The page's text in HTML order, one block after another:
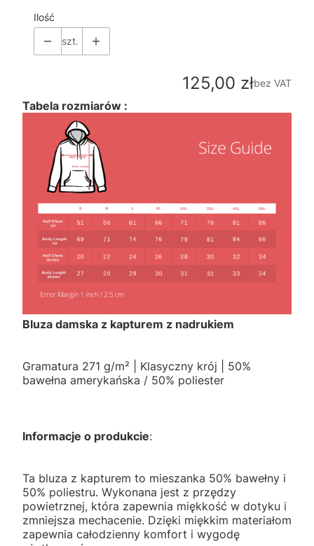
Ilość
szt.
Cena
125,00 złbez VAT
Tabela rozmiarów :
Bluza damska z kapturem z nadrukiem
Gramatura 271 g/m² | Klasyczny krój | 50%
bawełna amerykańska / 50% poliester
Informacje o produkcie:
Ta bluza z kapturem to mieszanka 50% bawełny i
50% poliestru. Wykonana jest z przędzy
powietrznej, która zapewnia miękkość w dotyku i
zmniejsza mechacenie. Dzięki miękkim materiałom
zapewnia całodzienny komfort i wygodę